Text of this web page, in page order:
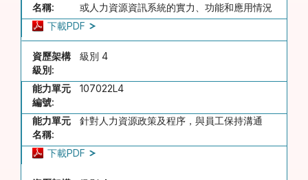
名稱:
或人力資源資訊系統的實力、功能和應用情況
下載PDF
資歷架構
級別:
級別 4
能力單元
編號:
107022L4
能力單元
名稱:
針對人力資源政策及程序，與員工保持溝通
下載PDF